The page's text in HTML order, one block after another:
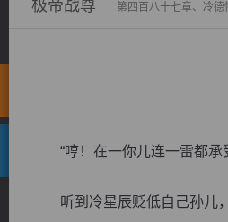
极帝战尊 第四百八十七章、冷
“哼！在一你儿连一雷都承
听到冷星辰贬低自己孙儿，